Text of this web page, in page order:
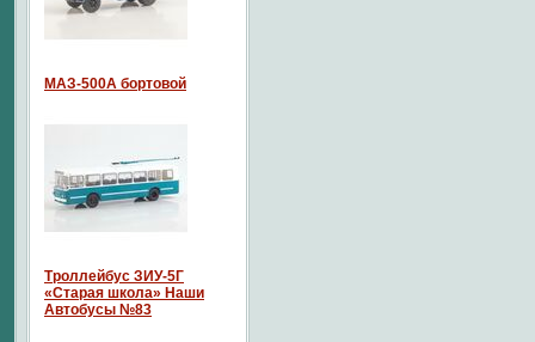
МАЗ-500А бортовой
Троллейбус ЗИУ-5Г
«Старая школа» Наши
Автобусы №83